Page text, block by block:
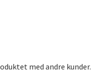
med andre kunder.